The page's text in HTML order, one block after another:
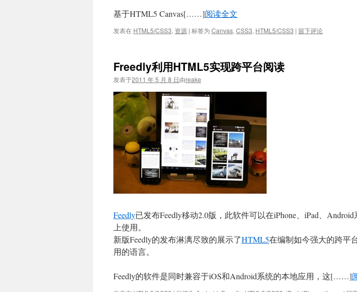
基于HTML5 Canvas[……]阅读全文
发表在 HTML5/CSS3, 资源 | 标签为 Canvas, CSS3, HTML5/CSS3 | 留下评论
Freedly利用HTML5实现跨平台阅读
发表于2011 年 5 月 8 日由reake
Feedly已发布Feedly移动2.0版，此软件可以在iPhone、iPad、
上使用。
新版Feedly的发布淋漓尽致的展示了HTML5在编制如今强大的跨平
用的语言。
Feedly的软件是同时兼容于iOS和Android系统的本地应用，这[……]